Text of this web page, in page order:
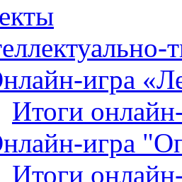
игра
Итоги
игра
Итоги